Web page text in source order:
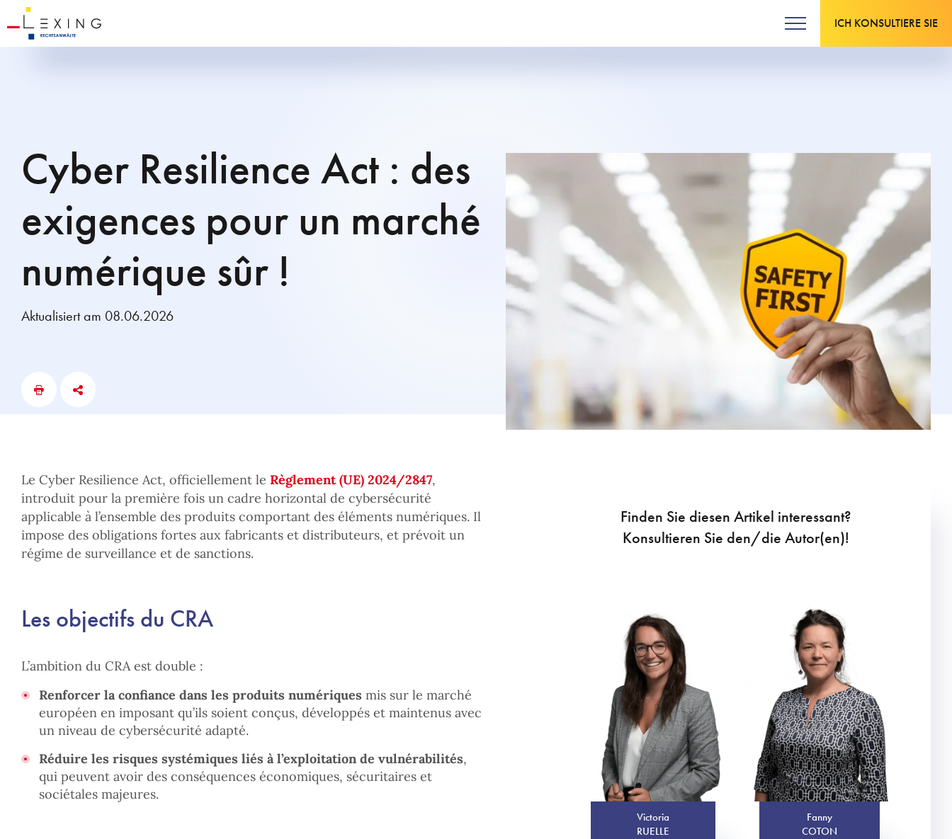
ICH KONSULTIERE SIE
Cyber Resilience Act : des
exigences pour un marché
numérique sûr !
Aktualisiert am 08.06.2026
Le Cyber Resilience Act, officiellement le Règlement (UE) 2024/2847,
introduit pour la première fois un cadre horizontal de cybersécurité
applicable à l’ensemble des produits comportant des éléments numériques. Il
impose des obligations fortes aux fabricants et distributeurs, et prévoit un
régime de surveillance et de sanctions.
Les objectifs du CRA
L’ambition du CRA est double :
Renforcer la confiance dans les produits numériques mis sur le marché
européen en imposant qu’ils soient conçus, développés et maintenus avec
un niveau de cybersécurité adapté.
Réduire les risques systémiques liés à l’exploitation de vulnérabilités,
qui peuvent avoir des conséquences économiques, sécuritaires et
sociétales majeures.
Finden Sie diesen Artikel interessant?
Konsultieren Sie den/die Autor(en)!
Victoria
RUELLE
Fanny
COTON